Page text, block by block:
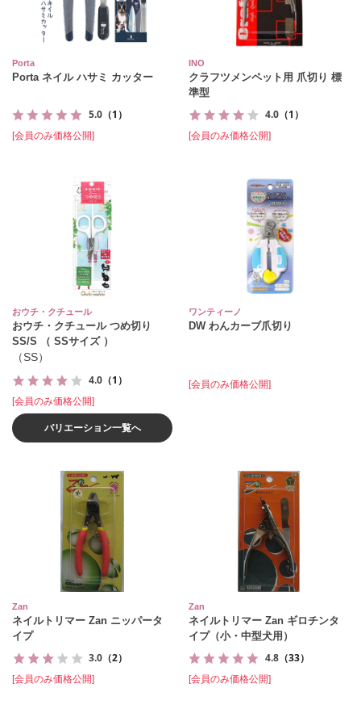
Porta
Porta ネイル ハサミ カッター
5.0 （1）
[会員のみ価格公開]
INO
クラフツメンペット用 爪切り 標
準型
4.0 （1）
[会員のみ価格公開]
おウチ・クチュール
おウチ・クチュール つめ切り
SS/S （ SSサイズ ）
（SS）
4.0 （1）
[会員のみ価格公開]
バリエーション一覧へ
ワンティーノ
DW わんカーブ爪切り
[会員のみ価格公開]
Zan
ネイルトリマー Zan ニッパータ
イプ
3.0 （2）
[会員のみ価格公開]
Zan
ネイルトリマー Zan ギロチンタ
イプ（小・中型犬用）
4.8 （33）
[会員のみ価格公開]